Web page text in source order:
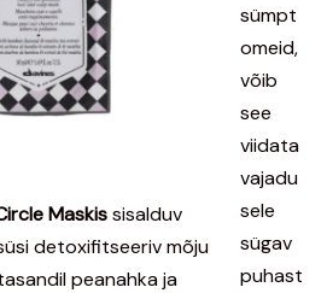
Maskis sisalduv
detoxifitseeriv mõju
peanahka ja
sümpt
omeid,
võib
see
viidata
vajadu
sele
sügav
puhast